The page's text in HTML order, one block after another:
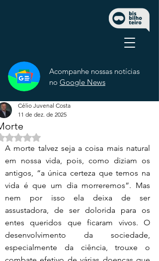
Acompanhe nossas notícias
no Google News
Célio Juvenal Costa
11 de dez. de 2025
Avaliado com NaN de 5 estrelas.
A morte talvez seja a coisa mais natural
em nossa vida, pois, como diziam os
antigos, “a única certeza que temos na
vida é que um dia morreremos”. Mas
nem por isso ela deixa de ser
assustadora, de ser dolorida para os
entes queridos que ficaram vivos. O
desenvolvimento da sociedade,
especialmente da ciência, trouxe o